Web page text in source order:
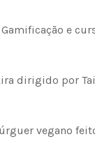
Gamificação e
dirigido por
vegano